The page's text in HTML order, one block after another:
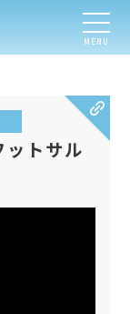
MENU
トサル